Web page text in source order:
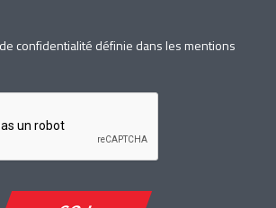
confidentialité définie dans les mentions